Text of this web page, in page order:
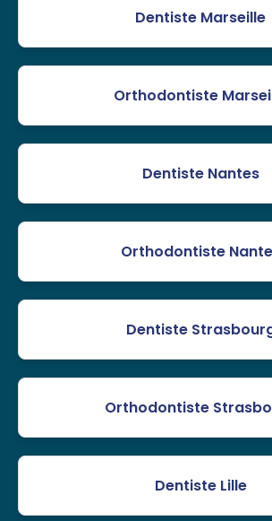
Dentiste Marseille
Orthodontiste
Dentiste Nantes
Orthodontiste
Dentiste
Orthodontiste
Dentiste Lille